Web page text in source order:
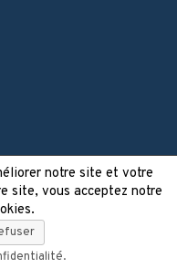
notre site et votre
site, vous acceptez notre